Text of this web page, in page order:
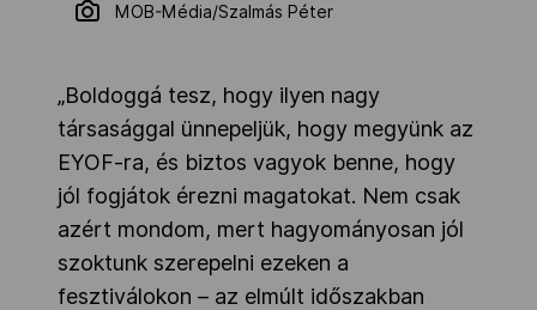
MOB-Média/Szalmás Péter
„Boldoggá tesz, hogy ilyen nagy
társasággal ünnepeljük, hogy megyünk az
EYOF-ra, és biztos vagyok benne, hogy
jól fogjátok érezni magatokat. Nem csak
azért mondom, mert hagyományosan jól
szoktunk szerepelni ezeken a
fesztiválokon – az elmúlt időszakban